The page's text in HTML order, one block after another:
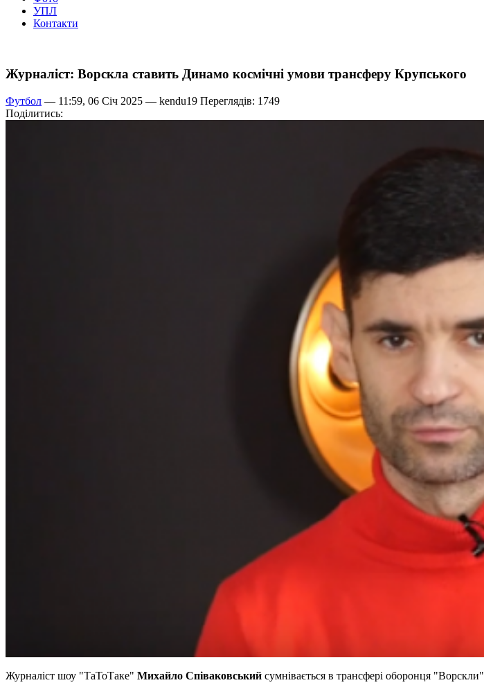
УПЛ
Контакти
Журналіст: Ворскла ставить Динамо космічні умови трансферу Крупського
Футбол — 11:59, 06 Січ 2025 — kendu19 Переглядів: 1749
Поділитись:
Журналіст шоу "ТаТоТаке" Михайло Співаковський сумнівається в трансфері оборонця "Ворскли"